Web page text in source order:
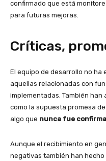
confirmado que está
para futuras mejoras.
Críticas,
El equipo de desarrollo no ha
aquellas relacionadas con
implementadas. También han
como la supuesta promesa
algo que nunca fue
Aunque el recibimiento en
negativas también han